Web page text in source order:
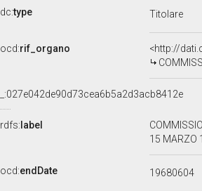
dc:type Titolare
ocd:rif_organo
<http://
COMMISSIONE
_:027e042de90d73cea6b5a2d3acb8412e
rdfs: label
15 MARZO
ocd:endDate 19680604